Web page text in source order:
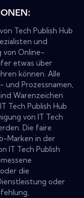
Tech Publish Hub
und
von Online-
etwas über
können. Alle
und Prozessnamen,
Warenzeichen
Tech Publish Hub
von IT Tech
Die faire
Marken in der
IT Tech Publish
die
oder